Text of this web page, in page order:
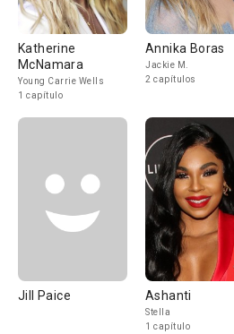
Katherine
McNamara
Young Carrie Wells
1 capítulo
Annika Boras
Jackie M.
2 capítulos
Jill Paice Ashanti
Stella
1 capítulo